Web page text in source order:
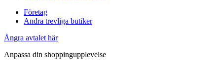
Företag
Andra trevliga butiker
Ångra avtalet här
Anpassa din shoppingupplevelse